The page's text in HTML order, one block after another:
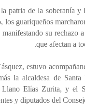
patria de la soberanía y
guariqueños
su rechazo
que afectan a
estuvo
la alcaldesa de
Elías Zurita, y el
y diputados del